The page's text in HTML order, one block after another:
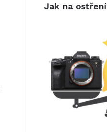
Jak na ostření